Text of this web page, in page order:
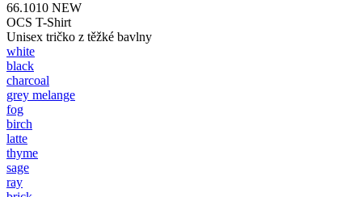
66.1010 NEW
OCS T-Shirt
Unisex tričko z těžké bavlny
white
black
charcoal
grey melange
fog
birch
latte
thyme
sage
ray